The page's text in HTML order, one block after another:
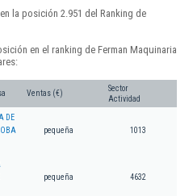
la posición 2.951 del Ranking de
en el ranking de Ferman Maquinaria
Ventas (€)
Sector
Actividad
DE
pequeña 1013
pequeña 4632